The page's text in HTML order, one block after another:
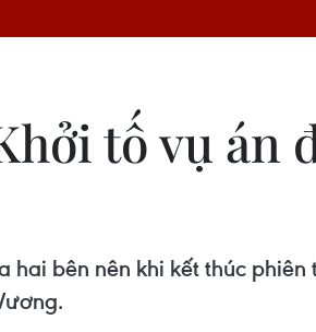
tố vụ án
hai bên nên khi kết thúc